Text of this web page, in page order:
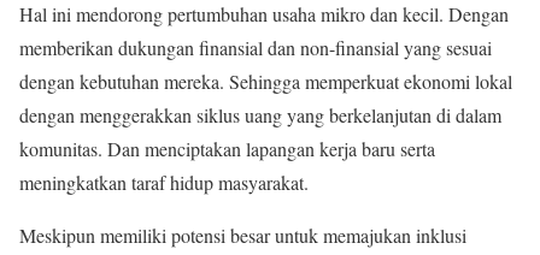
Hal ini mendorong pertumbuhan usaha mikro dan kecil. Dengan
memberikan dukungan finansial dan non-finansial yang sesuai
dengan kebutuhan mereka. Sehingga memperkuat ekonomi lokal
dengan menggerakkan siklus uang yang berkelanjutan di dalam
komunitas. Dan menciptakan lapangan kerja baru serta
meningkatkan taraf hidup masyarakat.
Meskipun memiliki potensi besar untuk memajukan inklusi